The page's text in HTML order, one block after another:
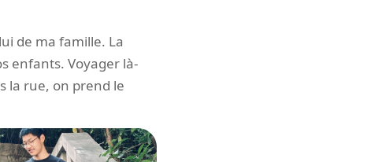
de ma famille. La
enfants. Voyager là-
la rue, on prend le